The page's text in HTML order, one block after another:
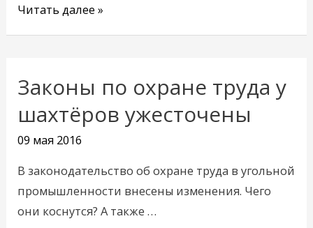
Читать далее »
Законы по охране труда у
шахтёров ужесточены
09 мая 2016
В законодательство об охране труда в угольной
промышленности внесены изменения. Чего
они коснутся? А также …
Законы
охране
труда
у